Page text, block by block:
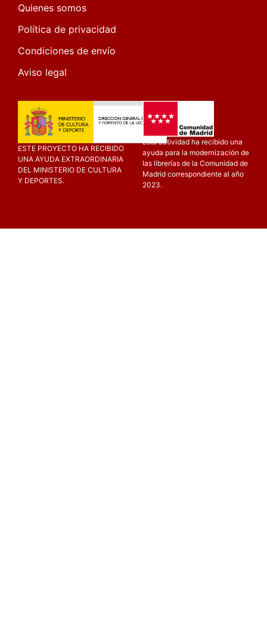
Quienes somos
Política de privacidad
Condiciones de envío
Aviso legal
ESTE PROYECTO HA RECIBIDO
UNA AYUDA EXTRAORDINARIA
DEL MINISTERIO DE CULTURA
Y DEPORTES.
Esta actividad ha recibido una
ayuda para la modernización de
las librerías de la Comunidad de
Madrid correspondiente al año
2023.